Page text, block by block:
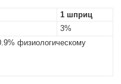
1 шприц
3%
физиологическому